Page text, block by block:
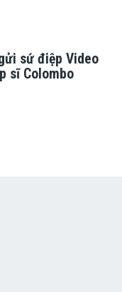
sứ điệp Video
sĩ Colombo